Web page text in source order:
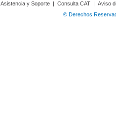
Asistencia y Soporte | Consulta CAT | Aviso
© Derechos